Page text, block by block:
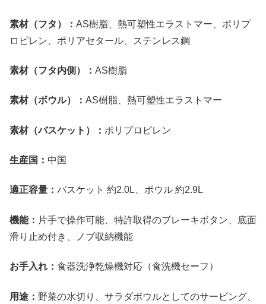
素材（フタ）： AS樹脂、熱可塑性エラストマー、ポリプ
ロピレン、ポリアセタール、ステンレス鋼
素材（フタ内側）： AS樹脂
素材（ボウル）： AS樹脂、熱可塑性エラストマー
素材（バスケット）： ポリプロピレン
生産国： 中国
適正容量： バスケット 約2.0L、ボウル 約2.9L
機能： 片手で操作可能、特許取得のブレーキボタン、底面
滑り止め付き、ノブ収納機能
お手入れ： 食器洗浄乾燥機対応（食洗機セーフ）
用途： 野菜の水切り、サラダボウルとしてのサービング、